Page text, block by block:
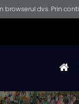
dvs. Prin